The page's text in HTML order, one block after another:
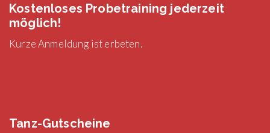
Kostenloses Probetraining jederzeit
möglich!
Kurze Anmeldung ist erbeten.
Tanz-Gutscheine